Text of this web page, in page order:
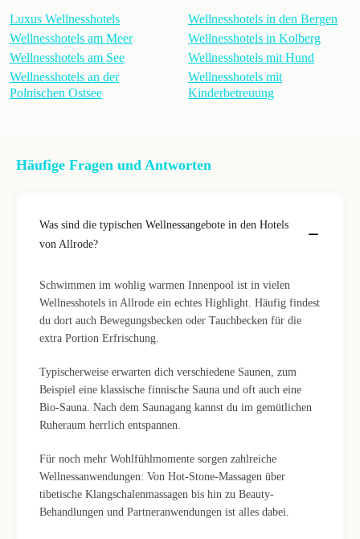
Luxus Wellnesshotels
Wellnesshotels am Meer
Wellnesshotels am See
Wellnesshotels an der
Polnischen Ostsee
Wellnesshotels in den Bergen
Wellnesshotels in Kolberg
Wellnesshotels mit Hund
Wellnesshotels mit
Kinderbetreuung
Häufige Fragen und Antworten
Was sind die typischen Wellnessangebote in den Hotels
von Allrode?
Schwimmen im wohlig warmen Innenpool ist in vielen
Wellnesshotels in Allrode ein echtes Highlight. Häufig findest
du dort auch Bewegungsbecken oder Tauchbecken für die
extra Portion Erfrischung.
Typischerweise erwarten dich verschiedene Saunen, zum
Beispiel eine klassische finnische Sauna und oft auch eine
Bio-Sauna. Nach dem Saunagang kannst du im gemütlichen
Ruheraum herrlich entspannen.
Für noch mehr Wohlfühlmomente sorgen zahlreiche
Wellnessanwendungen: Von Hot-Stone-Massagen über
tibetische Klangschalenmassagen bis hin zu Beauty-
Behandlungen und Partneranwendungen ist alles dabei.